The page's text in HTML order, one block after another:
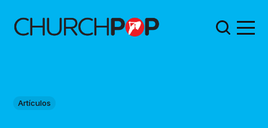
Artículos